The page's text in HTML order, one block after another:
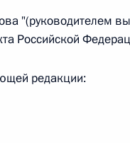
г. № 267-ФЗ
"(руководителем
Российской
редакции: